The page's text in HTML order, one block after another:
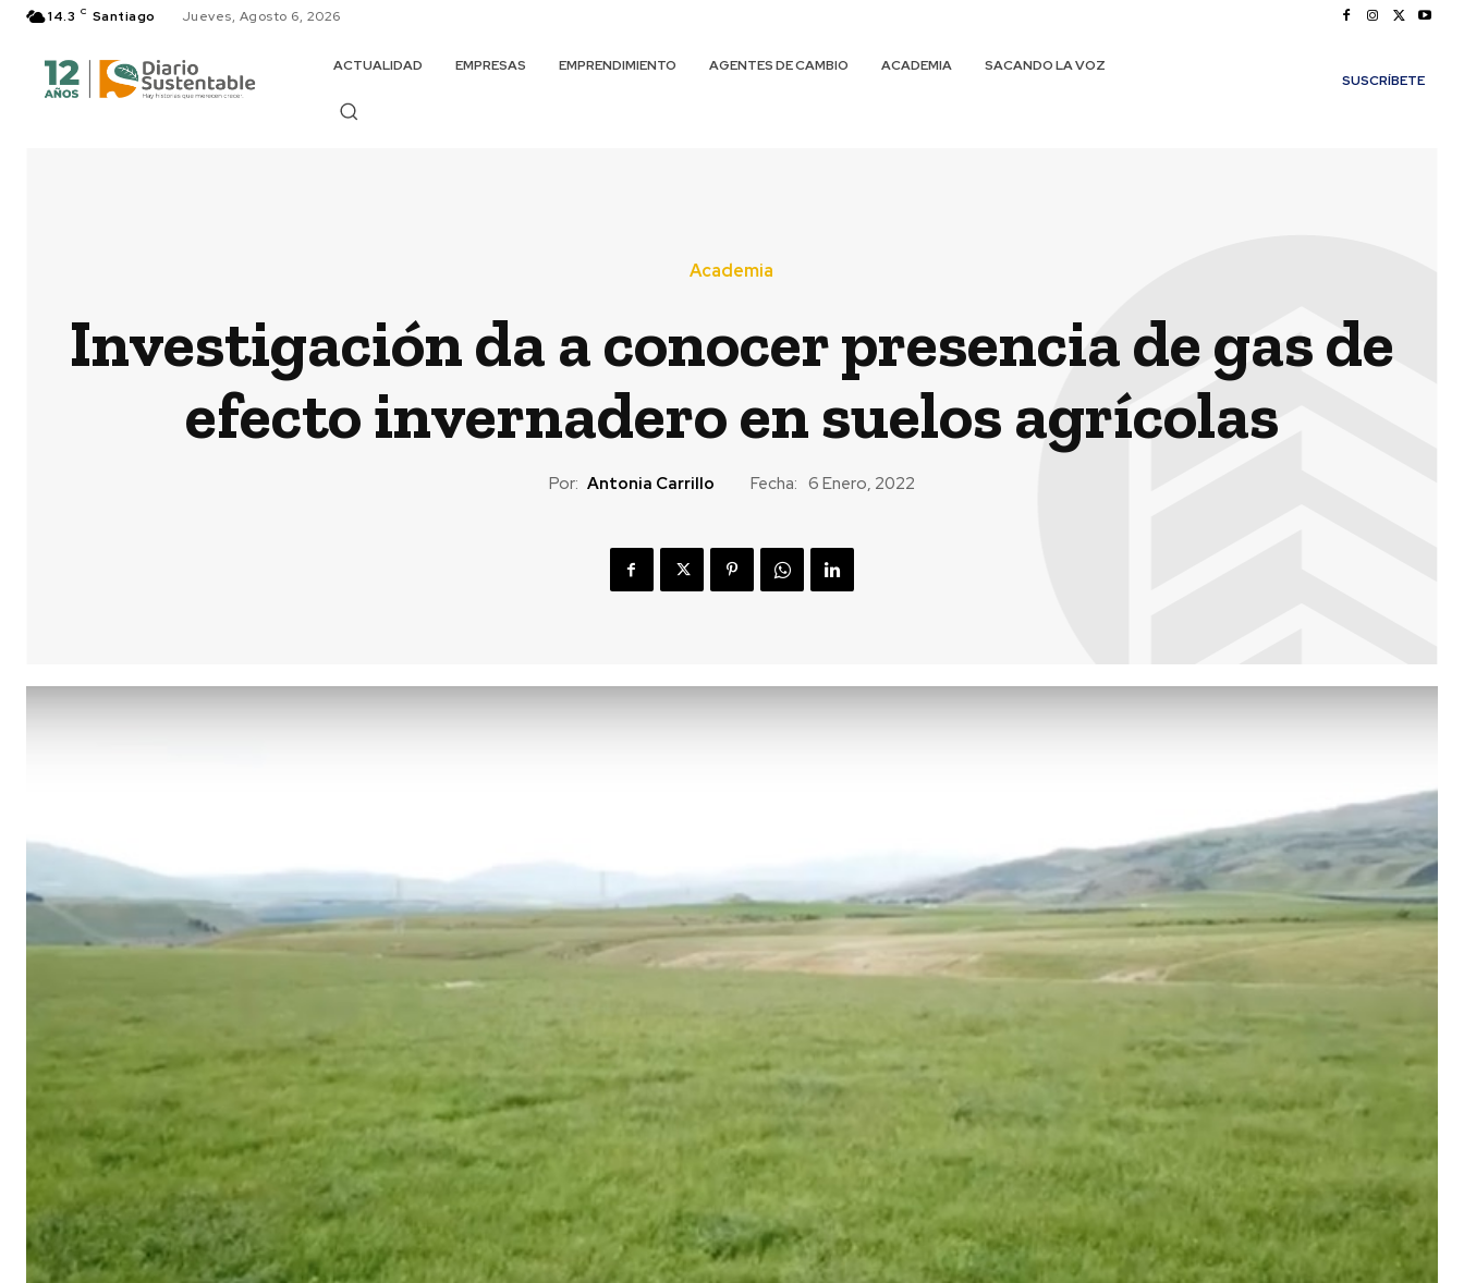
14.3 C Santiago Jueves, Agosto 6, 2026
ACTUALIDAD EMPRESAS EMPRENDIMIENTO AGENTES DE CAMBIO ACADEMIA
SACANDO LA VOZ
SUSCRÍBETE
Academia
Investigación da a conocer presencia de gas de
efecto invernadero en suelos agrícolas
Por: Antonia Carrillo Fecha: 6 Enero, 2022